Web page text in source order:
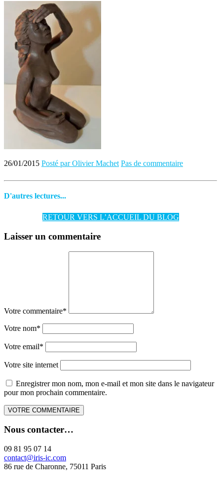
26/01/2015 Posté par Olivier Machet Pas de commentaire
D'autres lectures...
RETOUR VERS L’ACCUEIL DU BLOG
Laisser un commentaire
Votre commentaire*
Votre nom*
Votre email*
Votre site internet
Enregistrer mon nom, mon e-mail et mon site dans le navigateur
pour mon prochain commentaire.
Nous contacter…
09 81 95 07 14
contact@iris-ic.com
86 rue de Charonne, 75011 Paris